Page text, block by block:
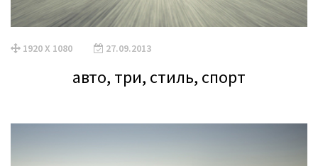
1920 X 1080 27.09.2013
авто, три, стиль, спорт